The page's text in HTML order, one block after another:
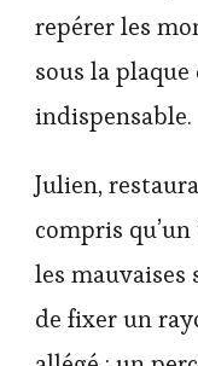
repérer les
sous la plaque
indispensable.
Julien,
compris
les mauvaises
de fixer un